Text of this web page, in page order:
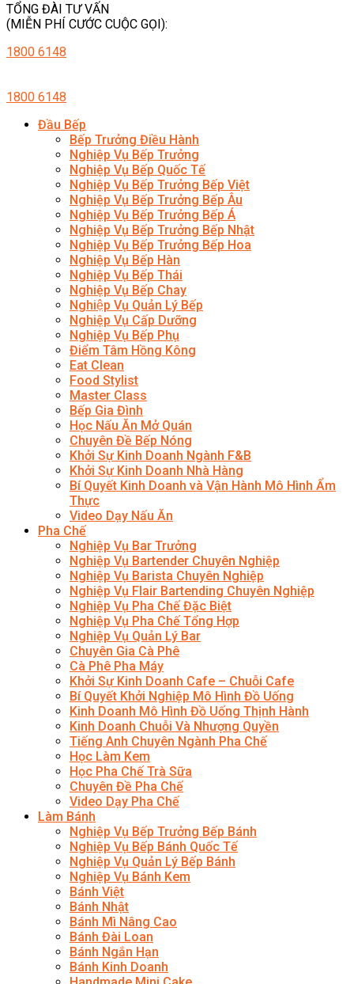
TỔNG ĐÀI TƯ VẤN
(MIỄN PHÍ CƯỚC CUỘC GỌI):
1800 6148
1800 6148
Đầu Bếp
Bếp Trưởng Điều Hành
Nghiệp Vụ Bếp Trưởng
Nghiệp Vụ Bếp Quốc Tế
Nghiệp Vụ Bếp Trưởng Bếp Việt
Nghiệp Vụ Bếp Trưởng Bếp Âu
Nghiệp Vụ Bếp Trưởng Bếp Á
Nghiệp Vụ Bếp Trưởng Bếp Nhật
Nghiệp Vụ Bếp Trưởng Bếp Hoa
Nghiệp Vụ Bếp Hàn
Nghiệp Vụ Bếp Thái
Nghiệp Vụ Bếp Chay
Nghiệp Vụ Quản Lý Bếp
Nghiệp Vụ Cấp Dưỡng
Nghiệp Vụ Bếp Phụ
Điểm Tâm Hồng Kông
Eat Clean
Food Stylist
Master Class
Bếp Gia Đình
Học Nấu Ăn Mở Quán
Chuyên Đề Bếp Nóng
Khởi Sự Kinh Doanh Ngành F&B
Khởi Sự Kinh Doanh Nhà Hàng
Bí Quyết Kinh Doanh và Vận Hành Mô Hình Ẩm
Thực
Video Dạy Nấu Ăn
Pha Chế
Nghiệp Vụ Bar Trưởng
Nghiệp Vụ Bartender Chuyên Nghiệp
Nghiệp Vụ Barista Chuyên Nghiệp
Nghiệp Vụ Flair Bartending Chuyên Nghiệp
Nghiệp Vụ Pha Chế Đặc Biệt
Nghiệp Vụ Pha Chế Tổng Hợp
Nghiệp Vụ Quản Lý Bar
Chuyên Gia Cà Phê
Cà Phê Pha Máy
Khởi Sự Kinh Doanh Cafe – Chuỗi Cafe
Bí Quyết Khởi Nghiệp Mô Hình Đồ Uống
Kinh Doanh Mô Hình Đồ Uống Thịnh Hành
Kinh Doanh Chuỗi Và Nhượng Quyền
Tiếng Anh Chuyên Ngành Pha Chế
Học Làm Kem
Học Pha Chế Trà Sữa
Chuyên Đề Pha Chế
Video Dạy Pha Chế
Làm Bánh
Nghiệp Vụ Bếp Trưởng Bếp Bánh
Nghiệp Vụ Bếp Bánh Quốc Tế
Nghiệp Vụ Quản Lý Bếp Bánh
Nghiệp Vụ Bánh Kem
Bánh Việt
Bánh Nhật
Bánh Mì Nâng Cao
Bánh Đài Loan
Bánh Ngắn Hạn
Bánh Kinh Doanh